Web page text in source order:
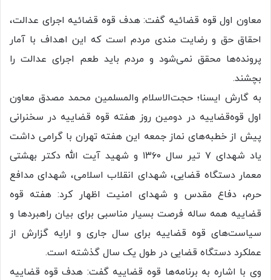
معاون اول قوه قضائیه گفت: هدف قوه قضائیه اجرای عدالت،
احقاق حق و رضایت مندی مردم است که این اهداف با آمار
پرونده‌ها محقق نمی‌شود و مردم باید طعم اجرای عدالت را
بچشند.
به گارش ایسنا؛ حجت‌الاسلام والمسلمین محمد مصدق معاون
اول قوه‌قضاییه در دومین روز هفته قوه قضاییه در سخنرانی
پیش از خطبه‌های نماز جمعه این هفته تهران با گرامی داشت
یاد شهدای ۷ تیر سال ۱۳۶۰ و شهید آیت الله دکتر بهشتی
معمار دستگاه قضایی، شهدای انقلاب اسلامی، شهدای مدافع
حرم، دفاع مقدس و شهدای امنیت اظهار کرد: هفته قوه
قضاییه همه ساله فرصت بسیار مناسبی برای بیان راهبرد‌ها و
سیاست‌های قوه قضاییه برای سال جاری و ارایه گزارش از
عملکرد دستگاه قضایی در طول یک سال گذشته است.
وی با اشاره به برنامه‌ها قوه قضاییه گفت: هدف قوه قضاییه